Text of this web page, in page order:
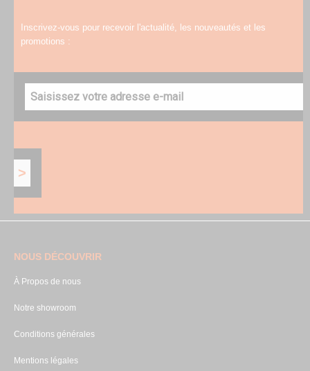
Inscrivez-vous pour recevoir l'actualité, les nouveautés et les
promotions :
NOUS DÉCOUVRIR
À Propos de nous
Notre showroom
Conditions générales
Mentions légales